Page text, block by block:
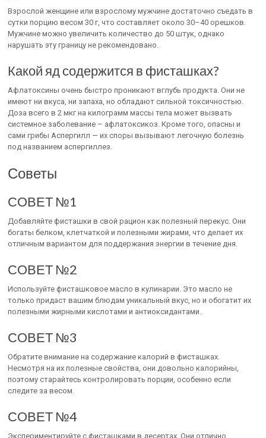
Взрослой женщине или взрослому мужчине достаточно съедать в
сутки порцию весом 30 г, что составляет около 30–40 орешков.
Мужчине можно увеличить количество до 50 штук, однако
нарушать эту границу не рекомендовано.
Какой яд содержится в фисташках?
Афлатоксины очень быстро проникают вглубь продукта. Они не
имеют ни вкуса, ни запаха, но обладают сильной токсичностью.
Доза всего в 2 мкг на килограмм массы тела может вызвать
системное заболевание – афлатоксикоз. Кроме того, опасны и
сами грибы Аспергилл — их споры вызывают легочную болезнь
под названием аспергиллез.
Советы
СОВЕТ №1
Добавляйте фисташки в свой рацион как полезный перекус. Они
богаты белком, клетчаткой и полезными жирами, что делает их
отличным вариантом для поддержания энергии в течение дня.
СОВЕТ №2
Используйте фисташковое масло в кулинарии. Это масло не
только придаст вашим блюдам уникальный вкус, но и обогатит их
полезными жирными кислотами и антиоксидантами.
СОВЕТ №3
Обратите внимание на содержание калорий в фисташках.
Несмотря на их полезные свойства, они довольно калорийны,
поэтому старайтесь контролировать порции, особенно если
следите за весом.
СОВЕТ №4
Экспериментируйте с фисташками в десертах. Они отлично